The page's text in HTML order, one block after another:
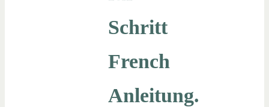
Schritt
French
Anleitung.